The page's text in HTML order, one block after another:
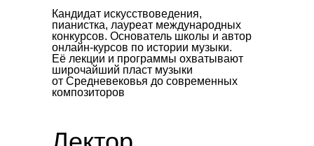
Кандидат искусствоведения,
пианистка, лауреат международных
конкурсов. Основатель школы и автор
онлайн-курсов по истории музыки.
Её лекции и программы охватывают
широчайший пласт музыки
от Средневековья до современных
композиторов